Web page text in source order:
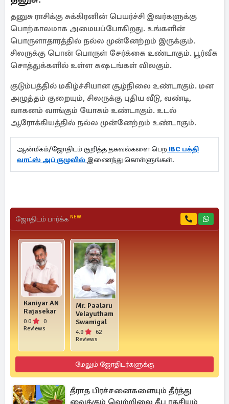
தனுசு ராசிக்கு சுக்கிரனின் பெயர்ச்சி இவர்களுக்கு
பொற்காலமாக அமையப்போகிறது. உங்களின்
பொருளாதாரத்தில் நல்ல முன்னேற்றம் இருக்கும்.
சிலருக்கு பொன் பொருள் சேர்க்கை உண்டாகும். பூர்வீக
சொத்துக்களில் உள்ள கஷடங்கள் விலகும்.
குடும்பத்தில் மகிழ்ச்சியான சூழ்நிலை உண்டாகும். மன
அழுத்தம் குறையும், சிலருக்கு புதிய வீடு, வண்டி,
வாகனம் வாங்கும் யோகம் உண்டாகும். உடல்
ஆரோக்கியத்தில் நல்ல முன்னேற்றம் உண்டாகும்.
ஆன்மீகம்/ஜோதிடம் குறித்த தகவல்களை பெற IBC பக்தி
வாட்ஸ் அப் குழுவில் இணைந்து கொள்ளுங்கள்.
ஜோதிடம் பார்க்க NEW
Kaniyar AN
Rajasekar
0.0
0
Reviews
Mr. Paalaru
Velayutham
Swamigal
4.9
62
Reviews
மேலும் ஜோதிடர்களுக்கு
தீராத பிரச்சனைகளையும் தீர்த்து
வைக்கும் வெற்றிலை தீப ரகசியம்